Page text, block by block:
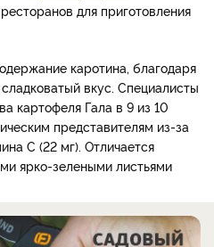
для приготовления
каротина, благодаря
вкус. Специалисты
картофеля Гала в 9 из 10
представителям из-за
С (22 мг). Отличается
ярко-зелеными листьями